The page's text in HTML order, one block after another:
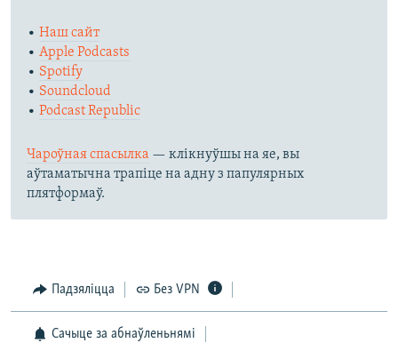
• Наш сайт
• Apple Podcasts
• Spotify
• Soundcloud
• Podcast Republic
Чароўная спасылка — клікнуўшы на яе, вы
аўтаматычна трапіце на адну з папулярных
плятформаў.
Падзяліцца Без VPN
Сачыце за абнаўленьнямі